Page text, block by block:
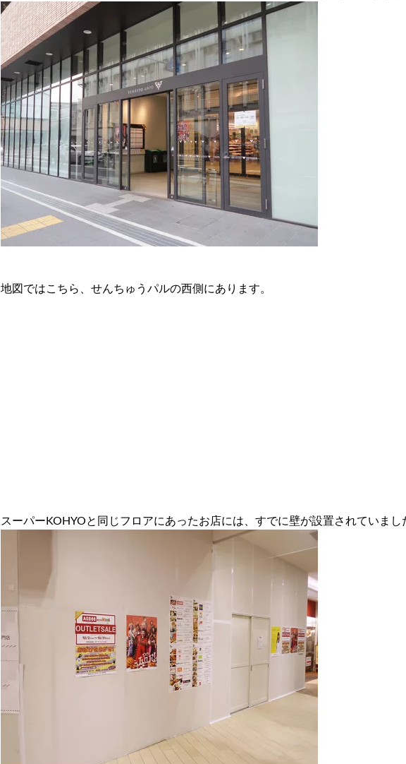
地図ではこちら、せんちゅうパルの西側にあります。
スーパーKOHYOと同じフロアにあったお店には、すでに壁が設置されていまし